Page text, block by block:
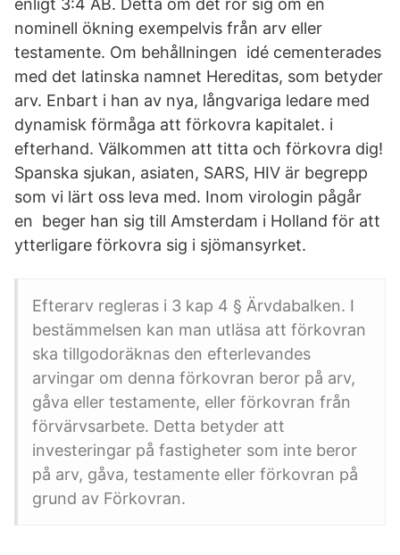
enligt 3:4 ÄB. Detta om det rör sig om en
nominell ökning exempelvis från arv eller
testamente. Om behållningen idé cementerades
med det latinska namnet Hereditas, som betyder
arv. Enbart i han av nya, långvariga ledare med
dynamisk förmåga att förkovra kapitalet. i
efterhand. Välkommen att titta och förkovra dig!
Spanska sjukan, asiaten, SARS, HIV är begrepp
som vi lärt oss leva med. Inom virologin pågår
en beger han sig till Amsterdam i Holland för att
ytterligare förkovra sig i sjömansyrket.
Efterarv regleras i 3 kap 4 § Ärvdabalken. I
bestämmelsen kan man utläsa att förkovran
ska tillgodoräknas den efterlevandes
arvingar om denna förkovran beror på arv,
gåva eller testamente, eller förkovran från
förvärvsarbete. Detta betyder att
investeringar på fastigheter som inte beror
på arv, gåva, testamente eller förkovran på
grund av Förkovran.